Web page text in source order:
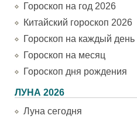
Гороскоп на год 2026
Китайский гороскоп 2026
Гороскоп на каждый день
Гороскоп на месяц
Гороскоп дня рождения
ЛУНА 2026
Луна сегодня